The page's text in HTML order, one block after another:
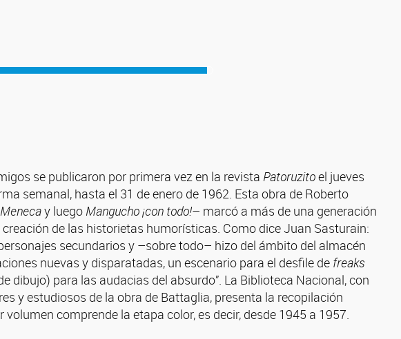
se publicaron por primera vez en la revista Patoruzitoel jueves
semanal, hasta el 31 de enero de 1962. Esta obra de Roberto
y luego Mangucho ¡con todo!– marcó a más de una generación
de las historietas humorísticas. Como dice Juan Sasturain:
secundarios y –sobre todo– hizo del ámbito del almacén
nuevas y disparatadas, un escenario para el desfile de freaks
dibujo) para las audacias del absurdo”. La Biblioteca Nacional, con
y estudiosos de la obra de Battaglia, presenta la recopilación
comprende la etapa color, es decir, desde 1945 a 1957.